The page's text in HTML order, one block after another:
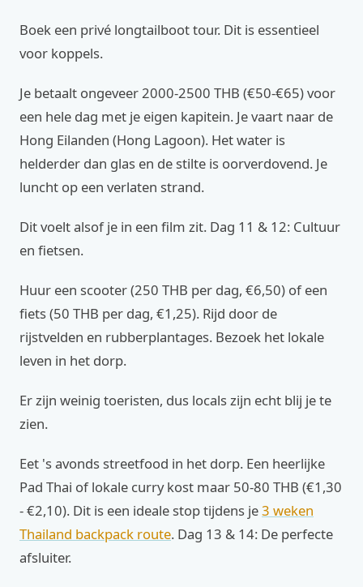
Boek een privé longtailboot tour. Dit is essentieel
voor koppels.
Je betaalt ongeveer 2000-2500 THB (€50-€65) voor
een hele dag met je eigen kapitein. Je vaart naar de
Hong Eilanden (Hong Lagoon). Het water is
helderder dan glas en de stilte is oorverdovend. Je
luncht op een verlaten strand.
Dit voelt alsof je in een film zit. Dag 11 & 12: Cultuur
en fietsen.
Huur een scooter (250 THB per dag, €6,50) of een
fiets (50 THB per dag, €1,25). Rijd door de
rijstvelden en rubberplantages. Bezoek het lokale
leven in het dorp.
Er zijn weinig toeristen, dus locals zijn echt blij je te
zien.
Eet 's avonds streetfood in het dorp. Een heerlijke
Pad Thai of lokale curry kost maar 50-80 THB (€1,30
- €2,10). Dit is een ideale stop tijdens je3 weken
Thailand backpack route. Dag 13 & 14: De perfecte
afsluiter.